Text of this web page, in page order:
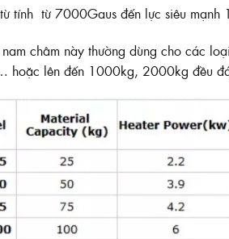
tính từ 7000Gaus đến lực siêu mạnh
châm này thường dùng cho các
hoặc lên đến 1000kg, 2000kg đều